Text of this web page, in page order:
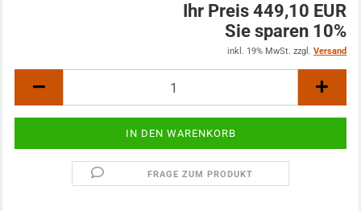
Ihr Preis 449,10 EUR
Sie sparen 10%
inkl. 19% MwSt. zzgl. Versand
FRAGE ZUM PRODUKT